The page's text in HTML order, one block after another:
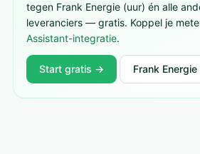
tegen Frank Energie (uur) én alle
leveranciers — gratis. Koppel je
Assistant-integratie.
Start gratis → Frank